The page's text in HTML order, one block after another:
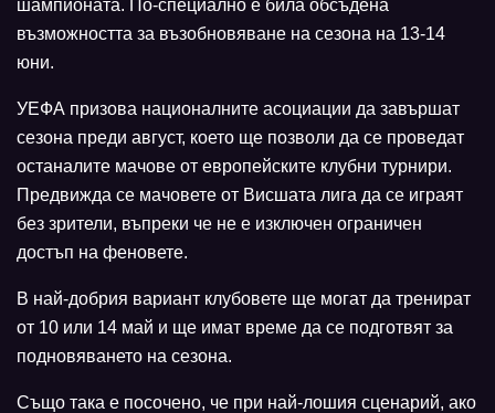
шампионата. По-специално е била обсъдена
възможността за възобновяване на сезона на 13-14
юни.
УЕФА призова националните асоциации да завършат
сезона преди август, което ще позволи да се проведат
останалите мачове от европейските клубни турнири.
Предвижда се мачовете от Висшата лига да се играят
без зрители, въпреки че не е изключен ограничен
достъп на феновете.
В най-добрия вариант клубовете ще могат да тренират
от 10 или 14 май и ще имат време да се подготвят за
подновяването на сезона.
Също така е посочено, че при най-лошия сценарий, ако